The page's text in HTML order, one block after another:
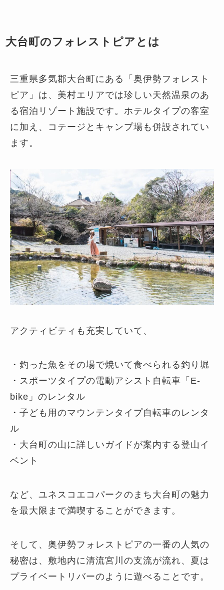
大台町のフォレストピアとは
三重県多気郡大台町にある「奥伊勢フォレスト
ピア」は、美村エリアでは珍しい天然温泉のあ
る宿泊リゾート施設です。ホテルタイプの客室
に加え、コテージとキャンプ場も併設されてい
ます。
アクティビティも充実していて、
・釣った魚をその場で焼いて食べられる釣り堀
・スポーツタイプの電動アシスト自転車「E-
bike」のレンタル
・子ども用のマウンテンタイプ自転車のレンタ
ル
・大台町の山に詳しいガイドが案内する登山イ
ベント
など、ユネスコエコパークのまち大台町の魅力
を最大限まで満喫することができます。
そして、奥伊勢フォレストピアの一番の人気の
秘密は、敷地内に清流宮川の支流が流れ、夏は
プライベートリバーのように遊べることです。